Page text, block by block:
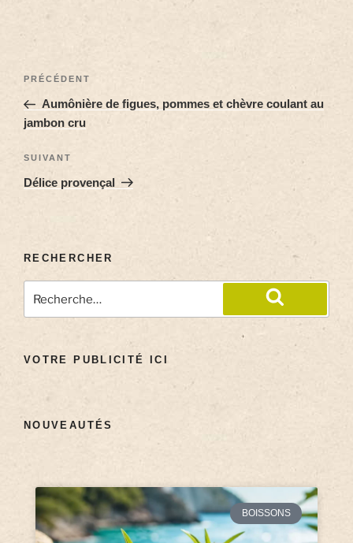
PRÉCÉDENT
Aumônière de figues, pommes et chèvre coulant au
jambon cru
SUIVANT
Délice provençal
RECHERCHER
VOTRE PUBLICITÉ ICI
NOUVEAUTÉS
BOISSONS